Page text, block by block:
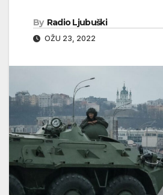
By Radio Ljubuški
OŽU 23, 2022